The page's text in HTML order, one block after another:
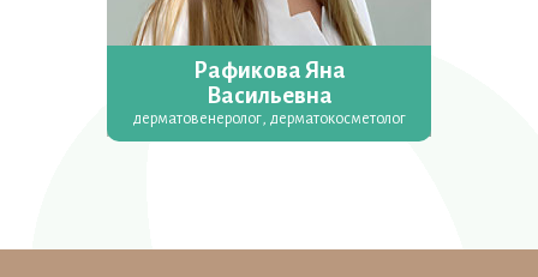
Рафикова Яна
Васильевна
дерматовенеролог, дерматокосметолог